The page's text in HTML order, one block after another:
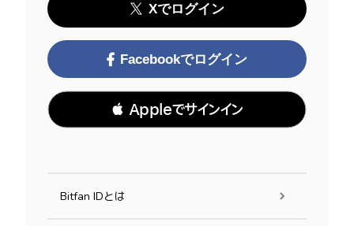
Xでログイン
Facebookでログイン
 Appleでサインイン
Bitfan IDとは